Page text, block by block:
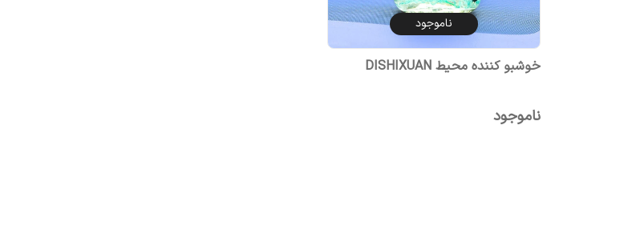
ناموجود
خوشبو کننده محیط DISHIXUAN
ناموجود